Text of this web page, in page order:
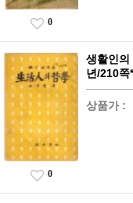
0
생활인의
년/210쪽
상품가 :
0